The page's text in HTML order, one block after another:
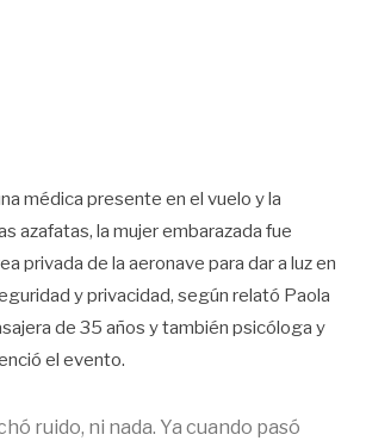
médica presente en el vuelo y la
azafatas, la mujer embarazada fue
privada de la aeronave para dar a luz en
y privacidad, según relató Paola
de 35 años y también psicóloga y
el evento.
ruido, ni nada. Ya cuando pasó